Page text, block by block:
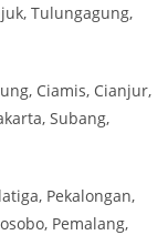
Tulungagung,
Ciamis, Cianjur,
Subang,
Pekalongan,
Pemalang,